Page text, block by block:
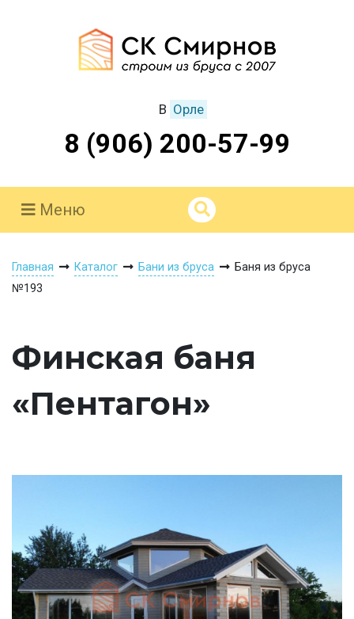
В Орле
8 (906) 200-57-99
Меню
Главная Каталог Бани из бруса
Баня из бруса
№193
Финская баня
«Пентагон»